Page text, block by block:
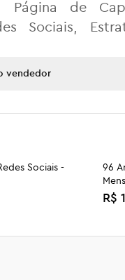
Página de
Sociais,
vendedor
Sociais -
96
R$